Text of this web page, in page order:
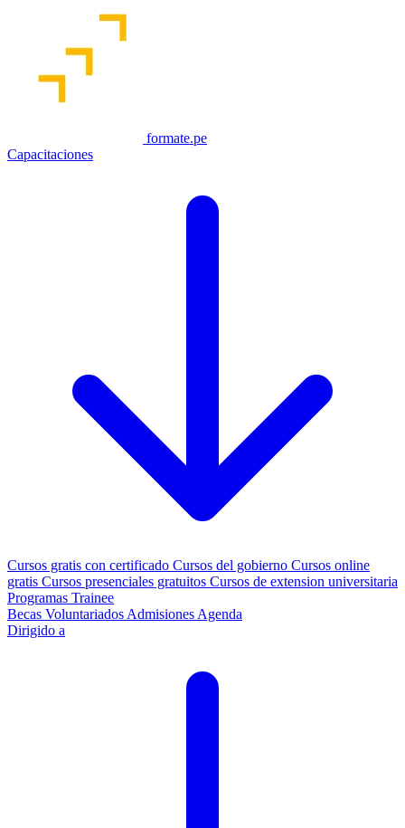
formate.pe
Capacitaciones
Cursos gratis con certificado Cursos del gobierno Cursos online
gratis Cursos presenciales gratuitos Cursos de extension universitaria
Programas Trainee
Becas Voluntariados Admisiones Agenda
Dirigido a